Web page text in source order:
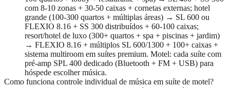
com 8-10 zonas + 30-50 caixas + cornetas externas; hotel
grande (100-300 quartos + múltiplas áreas) → SL 600 ou
FLEXIO 8.16 + SS 300 distribuídos + 60-100 caixas;
resort/hotel de luxo (300+ quartos + spa + piscinas + jardim)
→ FLEXIO 8.16 + múltiplos SL 600/1300 + 100+ caixas +
sistema multiroom em suítes premium. Motel: cada suíte com
pré-amp SPL 400 dedicado (Bluetooth + FM + USB) para
hóspede escolher música.
Como funciona controle individual de música em suíte de motel?